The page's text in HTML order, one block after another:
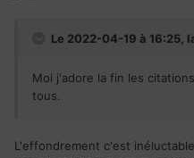
Le 2022-04-19 à 16:25,
Moi j'adore la fin les
tous.
L'effondrement c'est